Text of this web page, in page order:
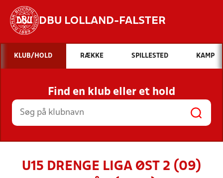
DBU LOLLAND-FALSTER
Hvad vil du søge efter?
INDHOLD OG NYHEDER
STILLINGER, RESULTATER, KLUBBER OG
HOLD
KLUB/HOLD RÆKKE SPILLESTED KAMP
Find en klub eller et hold
U15 DRENGE LIGA ØST 2 (09)